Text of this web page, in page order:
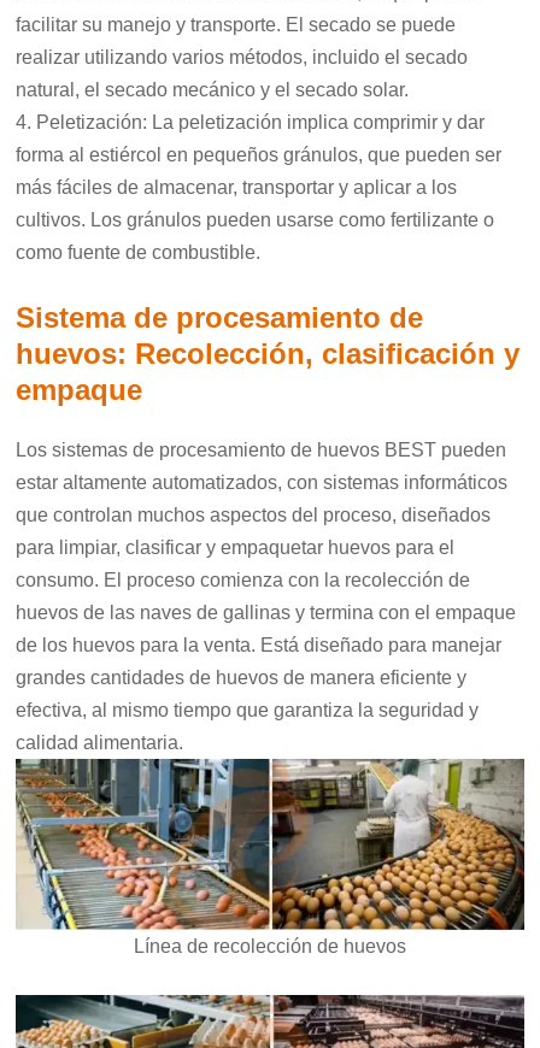
facilitar su manejo y transporte. El secado se puede
realizar utilizando varios métodos, incluido el secado
natural, el secado mecánico y el secado solar.
4. Peletización: La peletización implica comprimir y dar
forma al estiércol en pequeños gránulos, que pueden ser
más fáciles de almacenar, transportar y aplicar a los
cultivos. Los gránulos pueden usarse como fertilizante o
como fuente de combustible.
Sistema de procesamiento de
huevos: Recolección, clasificación y
empaque
Los sistemas de procesamiento de huevos BEST pueden
estar altamente automatizados, con sistemas informáticos
que controlan muchos aspectos del proceso, diseñados
para limpiar, clasificar y empaquetar huevos para el
consumo. El proceso comienza con la recolección de
huevos de las naves de gallinas y termina con el empaque
de los huevos para la venta. Está diseñado para manejar
grandes cantidades de huevos de manera eficiente y
efectiva, al mismo tiempo que garantiza la seguridad y
calidad alimentaria.
Línea de recolección de huevos